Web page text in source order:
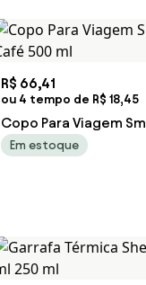
R$ 66,41
ou 4 tempo de R$ 18,45
Copo Para Viagem
Café 500 ml
Em estoque